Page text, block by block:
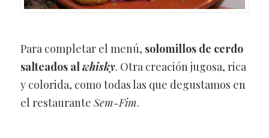
Para completar el menú, solomillos de cerdo
salteados alwhisky. Otra creación jugosa, rica
y colorida, como todas las que degustamos en
el restauranteSem-Fim.